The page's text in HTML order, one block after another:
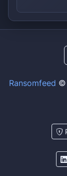
Ransomfeed ©